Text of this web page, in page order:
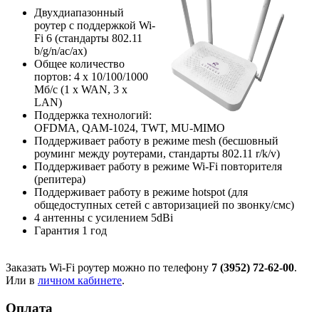
Двухдиапазонный
роутер с поддержкой Wi-
Fi 6 (стандарты 802.11
b/g/n/ac/ax)
Общее количество
портов: 4 х 10/100/1000
Мб/с (1 x WAN, 3 x
LAN)
Поддержка технологий:
OFDMA, QAM-1024, TWT, MU-MIMO
Поддерживает работу в режиме mesh (бесшовный
роуминг между роутерами, стандарты 802.11 r/k/v)
Поддерживает работу в режиме Wi-Fi повторителя
(репитера)
Поддерживает работу в режиме hotspot (для
общедоступных сетей с авторизацией по звонку/смс)
4 антенны с усилением 5dBi
Гарантия 1 год
Заказать Wi-Fi роутер можно по телефону 7 (3952) 72-62-00.
Или в личном кабинете.
Оплата